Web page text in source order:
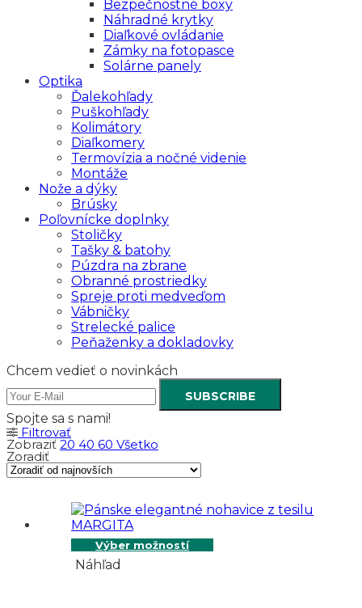
Bezpečnostné boxy
Náhradné krytky
Diaľkové ovládanie
Zámky na fotopasce
Solárne panely
Optika
Ďalekohľady
Puškohľady
Kolimátory
Diaľkomery
Termovízia a nočné videnie
Montáže
Nože a dýky
Brúsky
Poľovnícke doplnky
Stoličky
Tašky & batohy
Púzdra na zbrane
Obranné prostriedky
Spreje proti medveďom
Vábničky
Strelecké palice
Peňaženky a dokladovky
Chcem vedieť o novinkách
SUBSCRIBE
Spojte sa s nami!
Filtrovať
Zobraziť 20 40 60 Všetko
Zoradiť
Výber možností
Náhľad